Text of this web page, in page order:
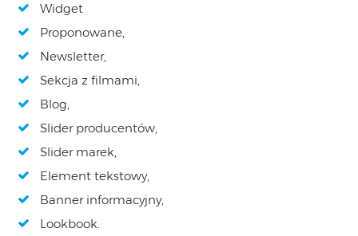
Widget
Proponowane,
Newsletter,
Sekcja z filmami,
Blog,
Slider producentów,
Slider marek,
Element tekstowy,
Banner informacyjny,
Lookbook.